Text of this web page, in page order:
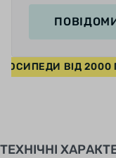
ВІД 2000
ТЕХНІЧНІ